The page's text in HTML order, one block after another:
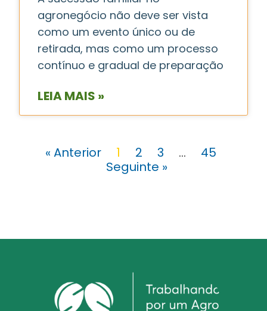
agronegócio não deve ser vista
como um evento único ou de
retirada, mas como um processo
contínuo e gradual de preparação
LEIA MAIS »
« Anterior 1 2 3 …
45
Seguinte »